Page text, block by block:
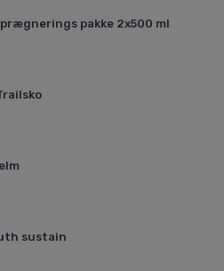
pakke 2x500 ml
sustain